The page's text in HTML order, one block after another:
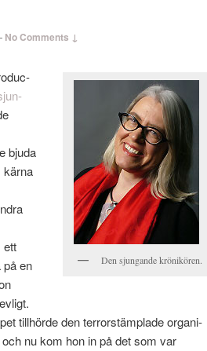
No Comments ↓
Den sjun­gande krönikören.
bjuda
kärna
ett
på en
till­hörde den ter­rorstäm­plade organ­i­
nu kom hon in på det som var